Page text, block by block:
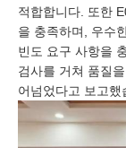
적합합니다. 또한
을 충족하며, 우수
빈도 요구 사항을
검사를 거쳐 품질
어넘었다고 보고했